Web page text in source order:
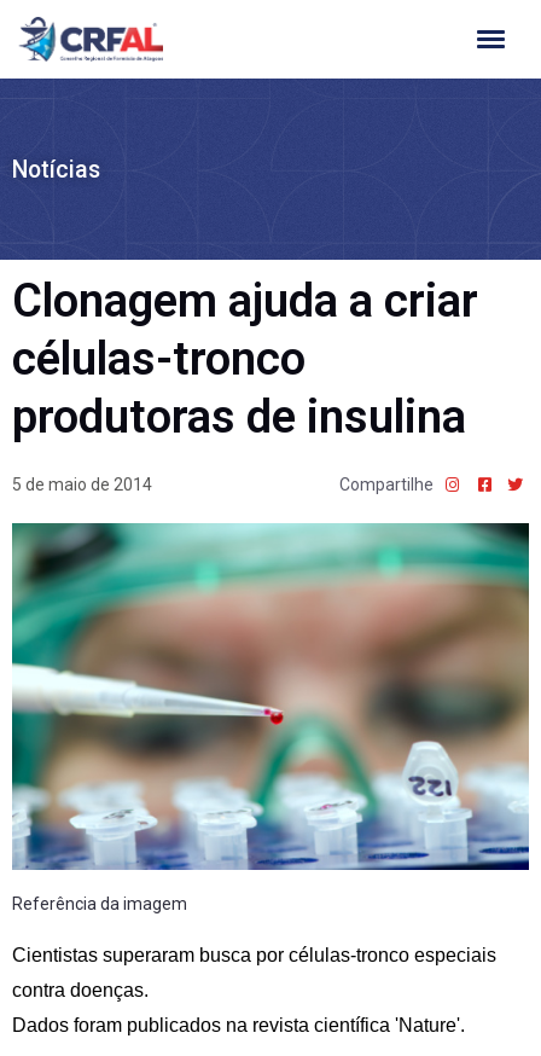
Ir
para
Notícias
Clonagem ajuda a criar
células-tronco
produtoras de insulina
5 de maio de 2014 Compartilhe
Referência da imagem
Cientistas superaram busca por células-tronco especiais
contra doenças.
Dados foram publicados na revista científica 'Nature'.